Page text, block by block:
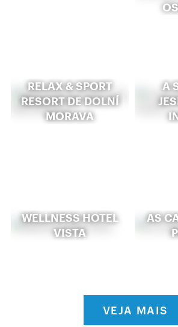
RELAX & SPORT
RESORT DE DOLNÍ
MORAVA
A
WELLNESS HOTEL
VISTA
AS
VEJA MAIS